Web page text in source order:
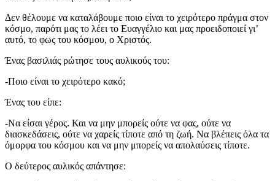
Δεν θέλουμε να καταλάβουμε ποιο είναι το χειρότερο πράγμα στον
κόσμο, παρότι μας το λέει το Ευαγγέλιο και μας προειδοποιεί γι’
αυτό, το φως του κόσμου, ο Χριστός.
Ένας βασιλιάς ρώτησε τους αυλικούς του:
-Ποιο είναι το χειρότερο κακό;
Ένας του είπε:
-Να είσαι γέρος. Και να μην μπορείς ούτε να φας, ούτε να
διασκεδάσεις, ούτε να χαρείς τίποτε από τη ζωή. Να βλέπεις όλα τα
όμορφα του κόσμου και να μην μπορείς να απολαύσεις τίποτε.
Ο δεύτερος αυλικός απάντησε: